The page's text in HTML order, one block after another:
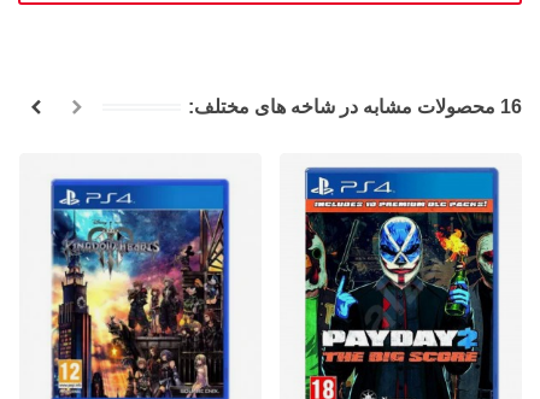
16 محصولات مشابه در شاخه های مختلف: